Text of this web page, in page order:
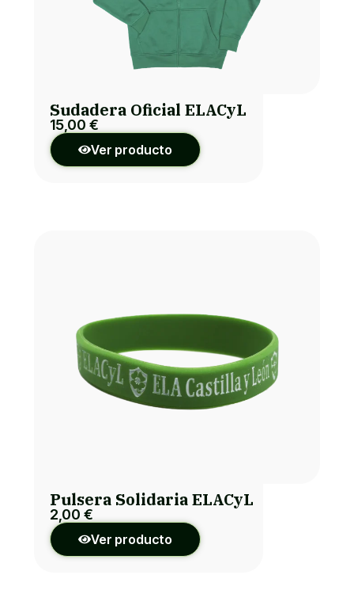
Sudadera Oficial ELACyL
15,00 €
Ver producto
Pulsera Solidaria ELACyL
2,00 €
Ver producto